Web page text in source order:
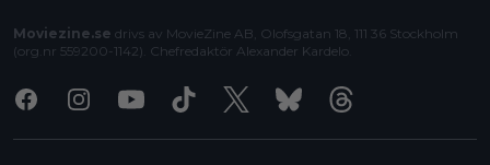
Moviezine.se drivs av MovieZine AB, Olofsgatan 18, 111 36 Stockholm
(org.nr 559200-1142). Chefredaktör Alexander Kardelo
FacebookInstagramYoutubeTiktok X BlueskyThreads